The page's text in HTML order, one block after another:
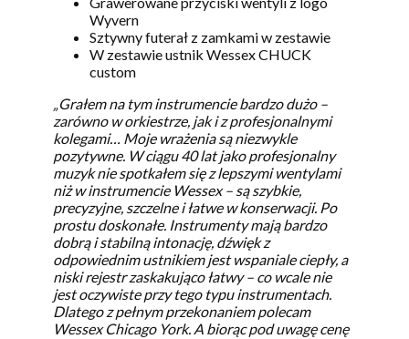
Wyvern
Sztywny futerał z zamkami w zestawie
W zestawie ustnik Wessex CHUCK
custom
„Grałem na tym instrumencie bardzo dużo –
zarówno w orkiestrze, jak i z profesjonalnymi
kolegami… Moje wrażenia są niezwykle
pozytywne. W ciągu 40 lat jako profesjonalny
muzyk nie spotkałem się z lepszymi wentylami
niż w instrumencie Wessex – są szybkie,
precyzyjne, szczelne i łatwe w konserwacji. Po
prostu doskonałe. Instrumenty mają bardzo
dobrą i stabilną intonację, dźwięk z
odpowiednim ustnikiem jest wspaniale ciepły, a
niski rejestr zaskakująco łatwy – co wcale nie
jest oczywiste przy tego typu instrumentach.
Dlatego z pełnym przekonaniem polecam
Wessex Chicago York. A biorąc pod uwagę cenę